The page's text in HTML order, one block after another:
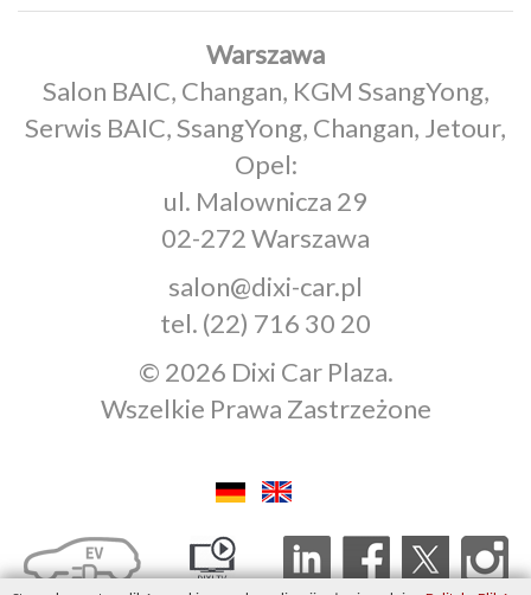
Warszawa
Salon BAIC, Changan, KGM SsangYong,
Serwis BAIC, SsangYong, Changan, Jetour,
Opel:
ul. Malownicza 29
02-272 Warszawa
salon@dixi-car.pl
tel. (22) 716 30 20
© 2026 Dixi Car Plaza.
Wszelkie Prawa Zastrzeżone